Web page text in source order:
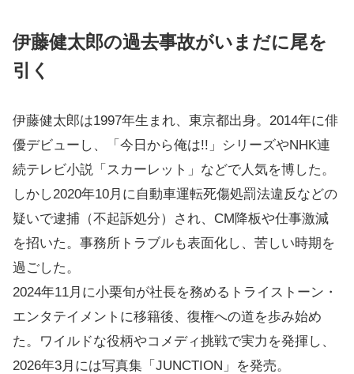
伊藤健太郎の過去事故がいまだに尾を
引く
伊藤健太郎は1997年生まれ、東京都出身。2014年に俳
優デビューし、「今日から俺は!!」シリーズやNHK連
続テレビ小説「スカーレット」などで人気を博した。
しかし2020年10月に自動車運転死傷処罰法違反などの
疑いで逮捕（不起訴処分）され、CM降板や仕事激減
を招いた。事務所トラブルも表面化し、苦しい時期を
過ごした。
2024年11月に小栗旬が社長を務めるトライストーン・
エンタテイメントに移籍後、復権への道を歩み始め
た。ワイルドな役柄やコメディ挑戦で実力を発揮し、
2026年3月には写真集「JUNCTION」を発売。